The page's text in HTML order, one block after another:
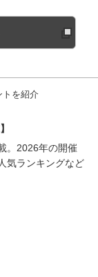
を紹介
。2026年の開催
気ランキングなど